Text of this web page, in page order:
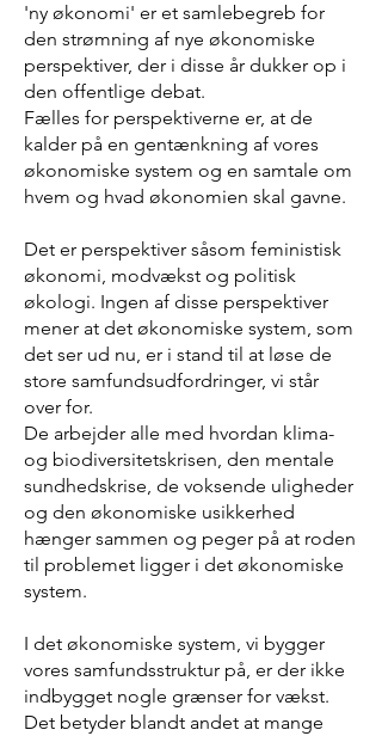
'ny økonomi' er et samlebegreb for
den strømning af nye økonomiske
perspektiver, der i disse år dukker op i
den offentlige debat.
Fælles for perspektiverne er, at de
kalder på en gentænkning af vores
økonomiske system og en samtale om
hvem og hvad økonomien skal gavne.
Det er perspektiver såsom feministisk
økonomi, modvækst og politisk
økologi. Ingen af disse perspektiver
mener at det økonomiske system, som
det ser ud nu, er i stand til at løse de
store samfundsudfordringer, vi står
over for.
De arbejder alle med hvordan klima-
og biodiversitetskrisen, den mentale
sundhedskrise, de voksende uligheder
og den økonomiske usikkerhed
hænger sammen og peger på at roden
til problemet ligger i det økonomiske
system.
I det økonomiske system, vi bygger
vores samfundsstruktur på, er der ikke
indbygget nogle grænser for vækst.
Det betyder blandt andet at mange